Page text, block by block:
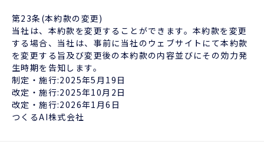
第23条(本約款の変更)
当社は、本約款を変更することができます。本約款を変更
する場合、当社は、事前に当社のウェブサイトにて本約款
を変更する旨及び変更後の本約款の内容並びにその効力発
生時期を告知します。
制定・施行:2025年5月19日
改定・施行:2025年10月2日
改定・施行:2026年1月6日
つくるAI株式会社